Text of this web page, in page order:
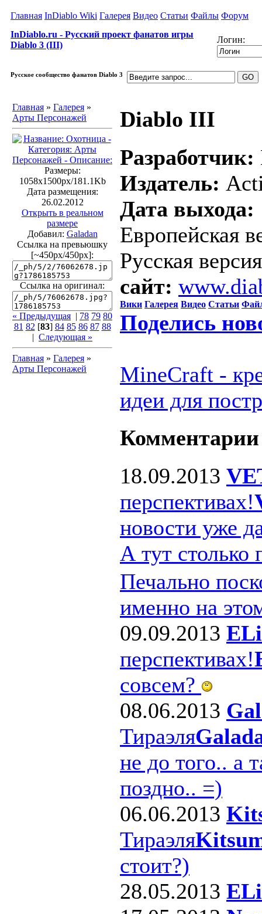
Главная InDiablo Wiki Галерея Видео Статьи Файлы Форум
InDiablo.ru - Русский проект фанатов игры
Diablo 3 (III)
Логин:
Русское сообщество фанатов Diablo 3
Главная » Галерея »
Арты Персонажей
Размеры:
1058x1500px/181.1Kb
Дата размещения:
26.02.2012
Открыть в реальном
размере
Добавил: Galadan
Ссылка на превьюшку
[~450px/450px]:
Ссылка на оригинал:
« Предыдущая | 78 79 80
81 82 [83] 84 85 86 87 88
| Следующая »
Главная » Галерея »
Арты Персонажей
Diablo III
Разработчик:
Издатель:
Дата выхода:
Европейская
Русская
сайт:
Вики Галерея Видео Статьи
Поделись
MineCraft -
идеи для
Комментарии
18.09.2013
перспективах!
новости уже
А тут
Печально
именно на
09.09.2013 ELi
перспективах!
совсем?
08.06.2013
Тираэля
не до того.. а
поздно.. =)
06.06.2013
Тираэля
стоит?)
28.05.2013 ELi